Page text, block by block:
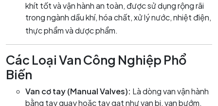
khít tốt và vận hành an toàn, được sử dụng rộng rãi
trong ngành dầu khí, hóa chất, xử lý nước, nhiệt điện,
thực phẩm và dược phẩm.
Các Loại Van Công Nghiệp Phổ
Biến
Van cơ tay (Manual Valves): Là dòng van vận hành
bằng tay quay hoặc tay gạt như van bi, van bướm,